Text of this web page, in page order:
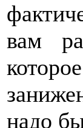
вам
надо